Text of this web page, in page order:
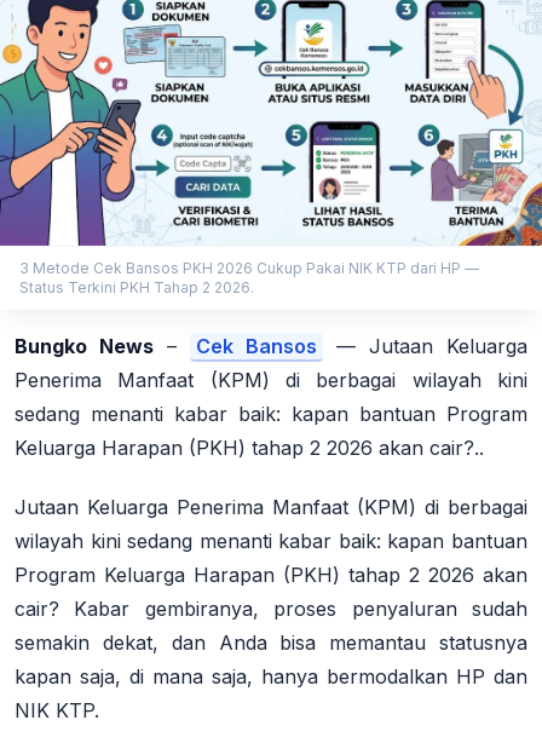
3 Metode Cek Bansos PKH 2026 Cukup Pakai NIK KTP dari HP —
Status Terkini PKH Tahap 2 2026.
Bungko News – Cek Bansos
— Jutaan Keluarga
Penerima Manfaat (KPM) di berbagai wilayah kini
sedang menanti kabar baik: kapan bantuan Program
Keluarga Harapan (PKH) tahap 2 2026 akan cair?..
Jutaan Keluarga Penerima Manfaat (KPM) di berbagai
wilayah kini sedang menanti kabar baik: kapan bantuan
Program Keluarga Harapan (PKH) tahap 2 2026 akan
cair? Kabar gembiranya, proses penyaluran sudah
semakin dekat, dan Anda bisa memantau statusnya
kapan saja, di mana saja, hanya bermodalkan HP dan
NIK KTP.